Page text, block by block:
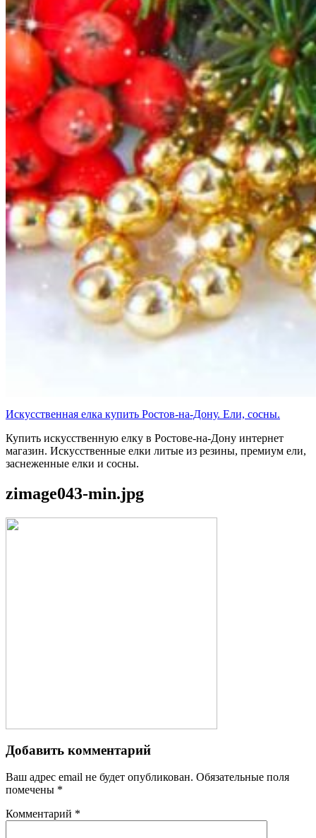
Искусственная елка купить Ростов-на-Дону. Ели, сосны.
Купить искусственную елку в Ростове-на-Дону интернет
магазин. Искусственные елки литые из резины, премиум ели,
заснеженные елки и сосны.
zimage043-min.jpg
Добавить комментарий
Ваш адрес email не будет опубликован. Обязательные поля
помечены *
Комментарий *